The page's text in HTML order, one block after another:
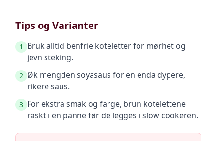
Tips og Varianter
1
Bruk alltid benfrie koteletter for mørhet og
jevn steking.
2 Øk mengden soyasaus for en enda dypere,
rikere saus.
3 For ekstra smak og farge, brun kotelettene
raskt i en panne før de legges i slow cookeren.